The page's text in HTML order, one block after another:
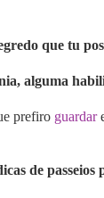
que tu
alguma
prefiro guardar
de